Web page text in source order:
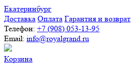
Екатеринбург
Доставка Оплата Гарантия и возврат
Телефон: +7 (908) 053-13-95
Email: info@royalgrand.ru
Корзина